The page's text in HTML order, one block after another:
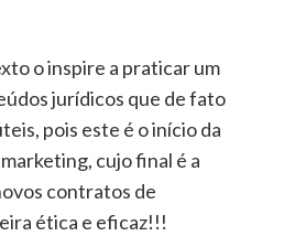
o inspire a praticar um
jurídicos que de fato
pois este é o início da
cujo final é a
contratos de
ética e eficaz!!!